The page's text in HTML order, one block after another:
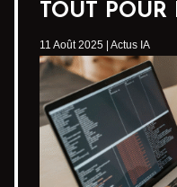
TOUT POUR
11 Août 2025 Actus IA